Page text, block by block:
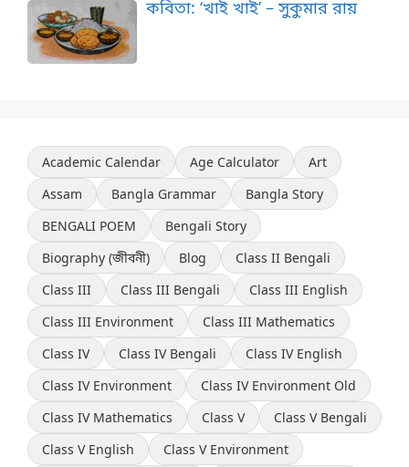
কবিতা: ‘খাই খাই’ – সুকুমার রায়
Academic Calendar Age Calculator
Art
Assam
Bangla Grammar
Bangla Story
BENGALI POEM
Bengali Story
Biography (জীবনী)
Blog
Class II Bengali
Class III
Class III Bengali
Class III English
Class III Environment
Class III Mathematics
Class IV
Class IV Bengali
Class IV English
Class IV Environment
Class IV Environment Old
Class IV Mathematics
Class V
Class V Bengali
Class V English
Class V Environment